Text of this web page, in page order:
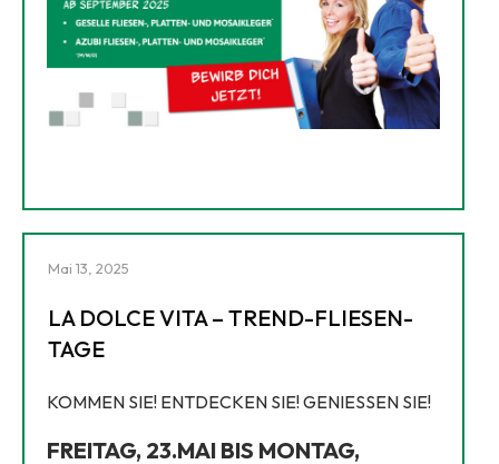
Mai 13, 2025
LA DOLCE VITA – TREND-FLIESEN-
TAGE
KOMMEN SIE! ENTDECKEN SIE! GENIESSEN SIE!
FREITAG, 23.MAI BIS MONTAG,